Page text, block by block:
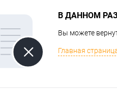
В ДАННОМ
Вы можете
Главная